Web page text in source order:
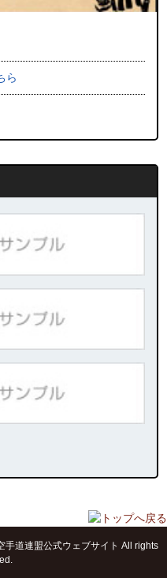
ら
道連盟公式ウェブサイト All rights